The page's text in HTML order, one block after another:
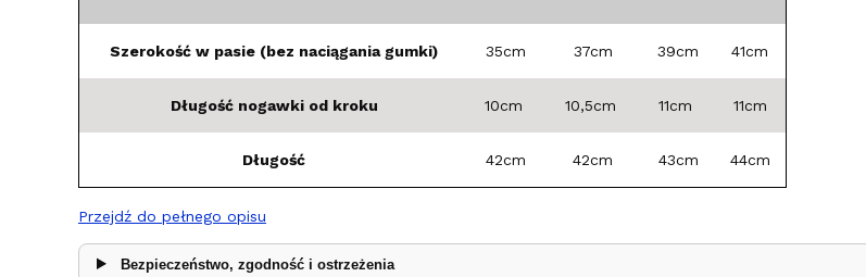
Szerokość w pasie (bez naciągania gumki) 35cm 37cm 39cm 41cm
Długość nogawki od kroku 10cm 10,5cm 11cm 11cm
Długość 42cm 42cm 43cm 44cm
Przejdź do pełnego opisu
Bezpieczeństwo, zgodność i ostrzeżenia